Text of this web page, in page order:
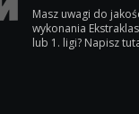
Masz uwagi do
wykonania
lub 1. ligi? Napisz